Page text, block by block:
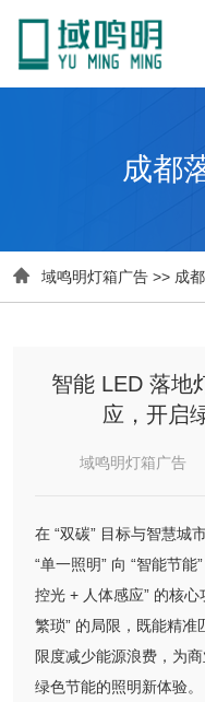
成都
 域鸣明灯箱广告 >> 成
智能 LED 落地
应，开启
域鸣明灯箱广告
在 “双碳” 目标与智慧城
“单一照明” 向 “智能节
控光 + 人体感应” 的核心
繁琐” 的局限，既能精
限度减少能源浪费，为
绿色节能的照明新体验。